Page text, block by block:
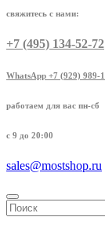
свяжитесь с нами:
+7 (495) 134-52-72
WhatsApp +7 (929) 989-
работаем для вас пн-сб
с 9 до 20:00
sales@mostshop.ru